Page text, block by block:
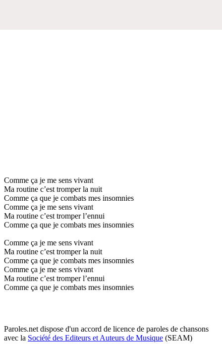
Comme ça je me sens vivant
Ma routine c’est tromper la nuit
Comme ça que je combats mes insomnies
Comme ça je me sens vivant
Ma routine c’est tromper l’ennui
Comme ça que je combats mes insomnies
Comme ça je me sens vivant
Ma routine c’est tromper la nuit
Comme ça que je combats mes insomnies
Comme ça je me sens vivant
Ma routine c’est tromper l’ennui
Comme ça que je combats mes insomnies
Paroles.net dispose d'un accord de licence de paroles de chansons
avec la Société des Editeurs et Auteurs de Musique (SEAM)